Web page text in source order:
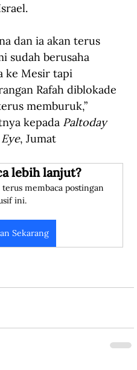
dan ia akan terus
sudah berusaha
ke Mesir tapi
Rafah diblokade
memburuk,”
kepada Paltoday
, Jumat
lebih lanjut?
membaca postingan
ini.
Sekarang